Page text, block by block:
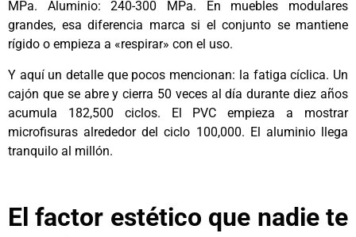
MPa. Aluminio: 240-300 MPa. En muebles modulares
grandes, esa diferencia marca si el conjunto se mantiene
rígido o empieza a «respirar» con el uso.
Y aquí un detalle que pocos mencionan: la fatiga cíclica. Un
cajón que se abre y cierra 50 veces al día durante diez años
acumula 182,500 ciclos. El PVC empieza a mostrar
microfisuras alrededor del ciclo 100,000. El aluminio llega
tranquilo al millón.
El factor estético que nadie te